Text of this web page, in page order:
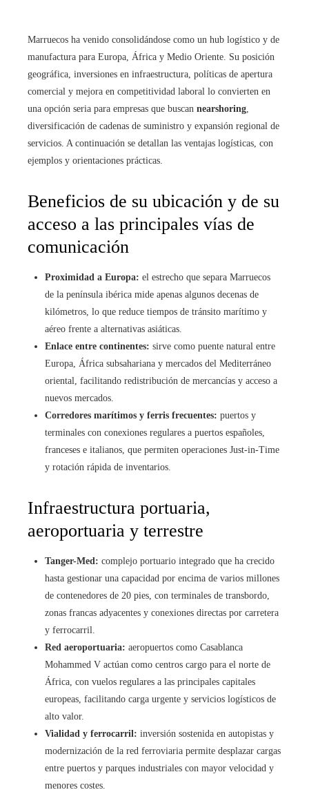
Marruecos ha venido consolidándose como un hub logístico y de
manufactura para Europa, África y Medio Oriente. Su posición
geográfica, inversiones en infraestructura, políticas de apertura
comercial y mejora en competitividad laboral lo convierten en
una opción seria para empresas que buscan nearshoring,
diversificación de cadenas de suministro y expansión regional de
servicios. A continuación se detallan las ventajas logísticas, con
ejemplos y orientaciones prácticas.
Beneficios de su ubicación y de su
acceso a las principales vías de
comunicación
Proximidad a Europa: el estrecho que separa Marruecos
de la península ibérica mide apenas algunos decenas de
kilómetros, lo que reduce tiempos de tránsito marítimo y
aéreo frente a alternativas asiáticas.
Enlace entre continentes: sirve como puente natural entre
Europa, África subsahariana y mercados del Mediterráneo
oriental, facilitando redistribución de mercancías y acceso a
nuevos mercados.
Corredores marítimos y ferris frecuentes: puertos y
terminales con conexiones regulares a puertos españoles,
franceses e italianos, que permiten operaciones Just-in-Time
y rotación rápida de inventarios.
Infraestructura portuaria,
aeroportuaria y terrestre
Tanger-Med: complejo portuario integrado que ha crecido
hasta gestionar una capacidad por encima de varios millones
de contenedores de 20 pies, con terminales de transbordo,
zonas francas adyacentes y conexiones directas por carretera
y ferrocarril.
Red aeroportuaria: aeropuertos como Casablanca
Mohammed V actúan como centros cargo para el norte de
África, con vuelos regulares a las principales capitales
europeas, facilitando carga urgente y servicios logísticos de
alto valor.
Vialidad y ferrocarril: inversión sostenida en autopistas y
modernización de la red ferroviaria permite desplazar cargas
entre puertos y parques industriales con mayor velocidad y
menores costes.